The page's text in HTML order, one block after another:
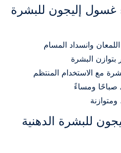
غسول إليجون للبشرة
وانسداد المسام
بتوازن البشرة
مع الاستخدام المنتظم
صباحًا ومساءً
للبشرة الدهنية